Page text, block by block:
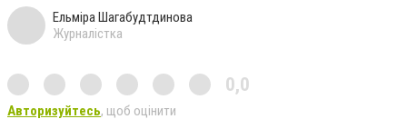
Ельміра Шагабудтдинова
Журналістка
0,0
Авторизуйтесь, щоб оцінити